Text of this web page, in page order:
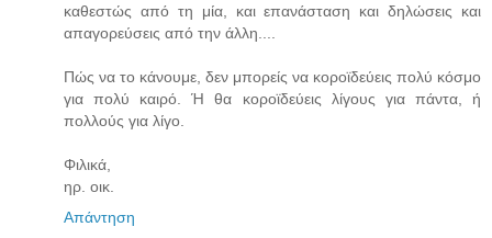
καθεστώς από τη μία, και επανάσταση και δηλώσεις και
απαγορεύσεις από την άλλη....
Πώς να το κάνουμε, δεν μπορείς να κοροϊδεύεις πολύ κόσμο
για πολύ καιρό. Ή θα κοροϊδεύεις λίγους για πάντα, ή
πολλούς για λίγο.
Φιλικά,
ηρ. οικ.
Απάντηση